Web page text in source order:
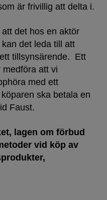
är frivillig att delta i.
det hos en aktör
det leda till att
tillsynsärende. Ett
att vi
med ett
ska betala en
Faust.
lagen om förbud
vid köp av